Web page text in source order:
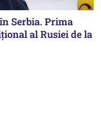
Serbia. Prima
al Rusiei de la